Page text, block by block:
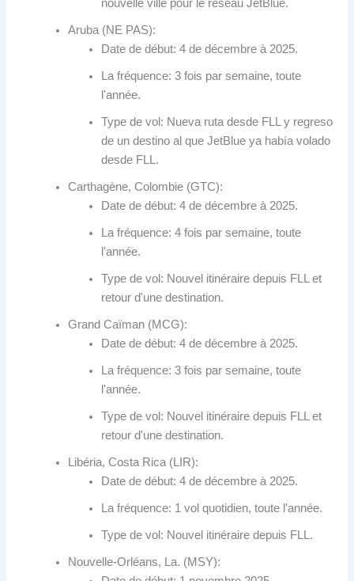
nouvelle ville pour le réseau JetBlue.
Aruba (NE PAS):
Date de début: 4 de décembre à 2025.
La fréquence: 3 fois par semaine, toute
l'année.
Type de vol: Nueva ruta desde FLL y regreso
de un destino al que JetBlue ya había volado
desde FLL .
Carthagène, Colombie (GTC):
Date de début: 4 de décembre à 2025.
La fréquence: 4 fois par semaine, toute
l'année.
Type de vol: Nouvel itinéraire depuis FLL et
retour d'une destination.
Grand Caïman (MCG):
Date de début: 4 de décembre à 2025.
La fréquence: 3 fois par semaine, toute
l'année.
Type de vol: Nouvel itinéraire depuis FLL et
retour d'une destination.
Libéria, Costa Rica (LIR):
Date de début: 4 de décembre à 2025.
La fréquence: 1 vol quotidien, toute l'année.
Type de vol: Nouvel itinéraire depuis FLL.
Nouvelle-Orléans, La. (MSY):